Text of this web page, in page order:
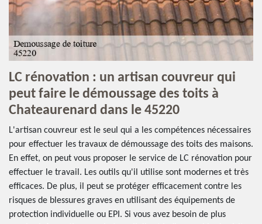
LC rénovation : un artisan couvreur qui
peut faire le démoussage des toits à
Chateaurenard dans le 45220
L'artisan couvreur est le seul qui a les compétences nécessaires
pour effectuer les travaux de démoussage des toits des maisons.
En effet, on peut vous proposer le service de LC rénovation pour
effectuer le travail. Les outils qu'il utilise sont modernes et très
efficaces. De plus, il peut se protéger efficacement contre les
risques de blessures graves en utilisant des équipements de
protection individuelle ou EPI. Si vous avez besoin de plus